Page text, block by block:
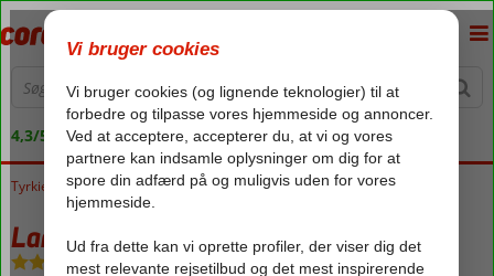
4,3/5 på Trustpilot
Forside
Tyrkiet Tyrkiets sydkyst Antalya Lara Lara Barut Collection
Lara Barut Collection
Ultra All Inclusive- Hotel